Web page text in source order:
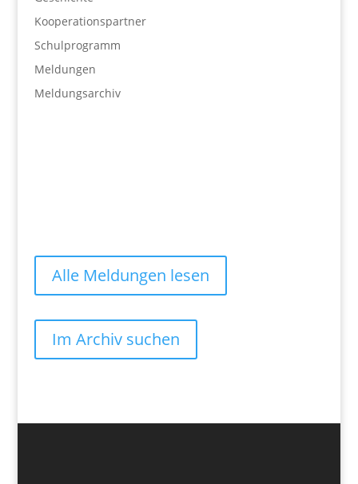
Kooperationspartner
Schulprogramm
Meldungen
Meldungsarchiv
Alle Meldungen lesen
Im Archiv suchen